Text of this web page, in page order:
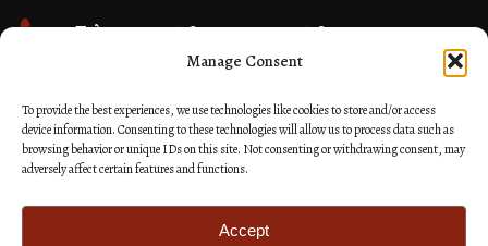
Manage Consent
To provide the best experiences, we use technologies like cookies to store and/or access
device information. Consenting to these technologies will allow us to process data such as
browsing behavior or unique IDs on this site. Not consenting or withdrawing consent, may
adversely affect certain features and functions.
Accept
Τηλ. 27310 26580 και 27310 26581